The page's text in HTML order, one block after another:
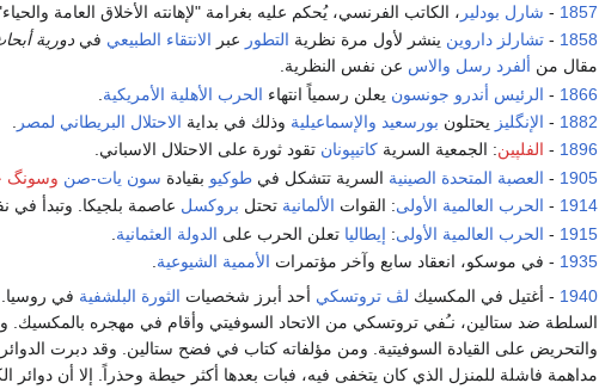
1857
- شارل بودلير ، الكاتب الفرنسي، يُحكم عليه بغرامة "لإهانته الأخلاق العامة
1858
-تشارلز داروين ينشر لأول مرة نظرية التطور عبر الانتقاء الطبيعي فيدورية
مقال من ألفرد رسل والاس عن نفس النظرية.
1866
- الرئيس أندرو جونسون يعلن رسمياً انتهاء الحرب الأهلية الأمريكية
1882
- الإنگليز يحتلون بورسعيد والإسماعيلية وذلك في بداية الاحتلال البريطاني لمصر
1896
- الفلپين: الجمعية السريةكاتيپونان تقود ثورة على الاحتلال الاسباني.
1905
- العصبة المتحدة الصينية السرية تتشكل فيطوكيو بقيادة سون يات-صن وسونگ
1914
- الحرب العالمية الأولى: القوات الألمانية تحتل بروكسل عاصمة بلجيكا. وتبدأ في
1915
- الحرب العالمية الأولى: إيطاليا تعلن الحرب على الدولة العثمانية
1935 - في موسكو، انعقاد سابع وآخر مؤتمرات الأممية الشيوعية
1940 - أغتيل في المكسيك لڤ تروتسكي أحد أبرز شخصيات الثورة البلشفية في
السلطة ضد ستالين، نـُفي تروتسكي من الاتحاد السوفيتي وأقام في مهجره بالمكسيك.
والتحريض على القيادة السوفيتية. ومن مؤلفاته كتاب في فضح ستالين. وقد دبرت الدوائر
مداهمة فاشلة للمنزل الذي كان يتخفى فيه، فبات بعدها أكثر حيطة وحذراً. إلا أن دوائر